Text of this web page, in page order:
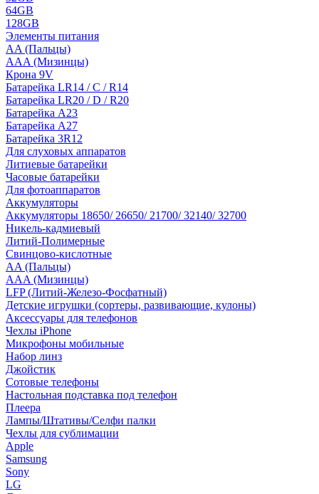
64GB
128GB
Элементы питания
AA (Пальцы)
AAA (Мизинцы)
Крона 9V
Батарейка LR14 / C / R14
Батарейка LR20 / D / R20
Батарейка A23
Батарейка A27
Батарейка 3R12
Для слуховых аппаратов
Литиевые батарейки
Часовые батарейки
Для фотоаппаратов
Аккумуляторы
Аккумуляторы 18650/ 26650/ 21700/ 32140/ 32700
Никель-кадмиевый
Литий-Полимерные
Свинцово-кислотные
AA (Пальцы)
AAA (Мизинцы)
LFP (Литий-Железо-Фосфатный)
Детские игрушки (сортеры, развивающие, кулоны)
Аксессуары для телефонов
Чехлы iPhone
Микрофоны мобильные
Набор линз
Джойстик
Сотовые телефоны
Настольная подставка под телефон
Плеера
Лампы/Штативы/Селфи палки
Чехлы для сублимации
Apple
Samsung
Sony
LG